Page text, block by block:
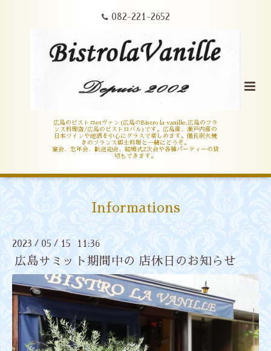
082-221-2652
広島のビストロetヴァン(広島のBistro la vanille,広島のフラ
ンス料理店/広島のビストロバル)です。広島産、瀬戸内産の
日本ワインや地酒を中心にグラスで楽しめます。備長炭火焼
きのフランス郷土料理と一緒にどうぞ。
宴会、忘年会、歓送迎会、結婚式2次会や各種パーティーの貸
切もできます。
Informations
2023 / 05 / 15 11:36
広島サミット期間中の 店休日のお知らせ